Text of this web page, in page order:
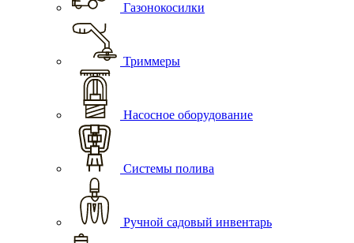
Газонокосилки
Триммеры
Насосное оборудование
Системы полива
Ручной садовый инвентарь